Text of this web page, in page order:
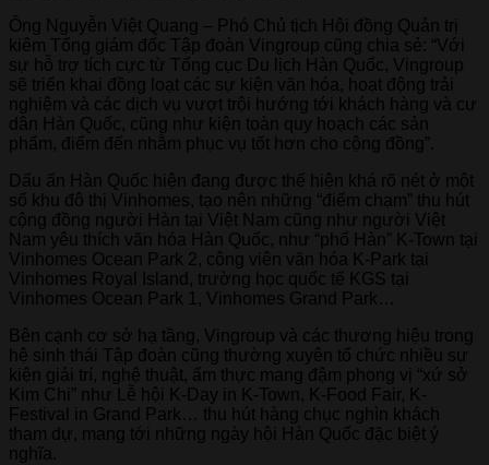
Ông Nguyễn Việt Quang – Phó Chủ tịch Hội đồng Quản trị
kiêm Tổng giám đốc Tập đoàn Vingroup cũng chia sẻ: “Với
sự hỗ trợ tích cực từ Tổng cục Du lịch Hàn Quốc, Vingroup
sẽ triển khai đồng loạt các sự kiện văn hóa, hoạt động trải
nghiệm và các dịch vụ vượt trội hướng tới khách hàng và cư
dân Hàn Quốc, cũng như kiện toàn quy hoạch các sản
phẩm, điểm đến nhằm phục vụ tốt hơn cho cộng đồng”.
Dấu ấn Hàn Quốc hiện đang được thể hiện khá rõ nét ở một
số khu đô thị Vinhomes, tạo nên những “điểm chạm” thu hút
cộng đồng người Hàn tại Việt Nam cũng như người Việt
Nam yêu thích văn hóa Hàn Quốc, như “phố Hàn” K-Town tại
Vinhomes Ocean Park 2, công viên văn hóa K-Park tại
Vinhomes Royal Island, trường học quốc tế KGS tại
Vinhomes Ocean Park 1, Vinhomes Grand Park…
Bên cạnh cơ sở hạ tầng, Vingroup và các thương hiệu trong
hệ sinh thái Tập đoàn cũng thường xuyên tổ chức nhiều sự
kiện giải trí, nghệ thuật, ẩm thực mang đậm phong vị “xứ sở
Kim Chi” như Lễ hội K-Day in K-Town, K-Food Fair, K-
Festival in Grand Park… thu hút hàng chục nghìn khách
tham dự, mang tới những ngày hội Hàn Quốc đặc biệt ý
nghĩa.